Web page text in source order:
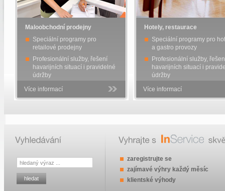
Maloobchodní prodejny
Speciální programy pro
retailové prodejny
Profesionální služby, řešení
havarijních situací i pravidelné
údržby
Více informací
Hotely, restaurace
Speciální programy pro
a gastro provozy
Profesionální služby,
havarijních situací i
údržby
Více informací
zaregistrujte se
zajímavé výhry každý měsíc
klientské výhody